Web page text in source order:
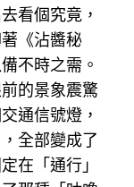
看個究竟，
《沾醬秘
不時之需。
的景象震驚
通信號燈，
全部變成了
在「通行」